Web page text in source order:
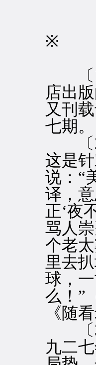
〔1
店出
又刊
七期。
〔2
这是
说：“
译，
正‘夜
骂人
个老
里去
球，
么！”
《随
〔3
九二